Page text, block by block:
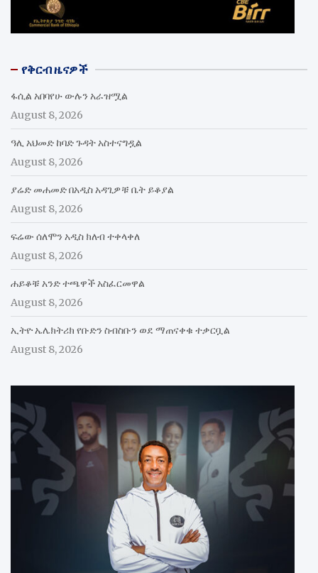
የቅርብ ዜናዎች
ፋሲል አበባየሁ ውሉን አራዝሟል
August 8, 2026
ዓሊ አህመድ ከባድ ጉዳት አስተናግዷል
August 8, 2026
ያሬድ መሐመድ በአዲስ አዳጊዎቹ ቤት ይቆያል
August 8, 2026
ፍሬው ሰለሞን አዲስ ክለብ ተቀላቀለ
August 8, 2026
ሐይቆቹ አንድ ተጫዋች አስፈርመዋል
August 8, 2026
ኢትዮ ኤሌክትሪክ የቡድን ስብስቡን ወደ ማጠናቀቁ ተቃርቧል
August 8, 2026